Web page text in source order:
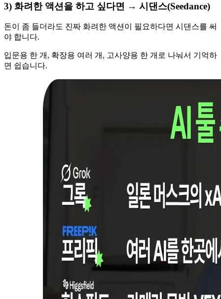
3) 화려한 액션을 하고 싶다면 → 시댄스(Seedance)
돈이 좀 들더라도 진짜 화려한 액션이 필요하다면 시댄스를 써
야 합니다.
입문용 한 개, 확장용 여러 개, 고사양용 한 개로 나눠서 기억하
면 쉽습니다.